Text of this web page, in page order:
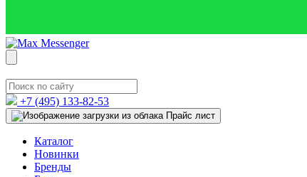
+7 (495) 133-82-53
Прайс лист
Каталог
Новинки
Бренды